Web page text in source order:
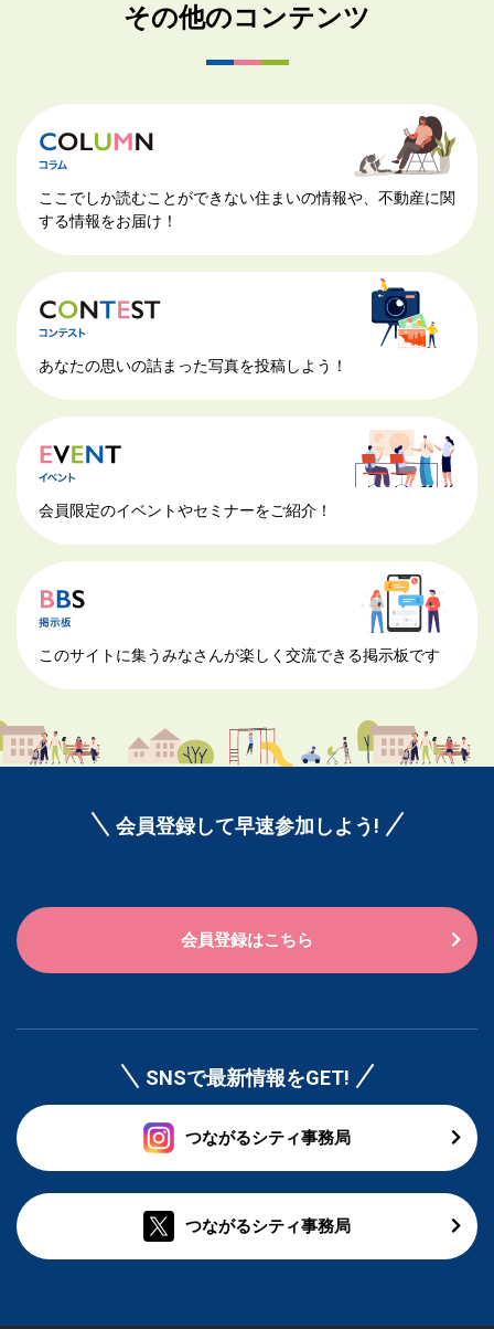
その他のコンテンツ
ここでしか読むことができない住まいの情報や、不動産に関
する情報をお届け！
あなたの思いの詰まった写真を投稿しよう！
会員限定のイベントやセミナーをご紹介！
このサイトに集うみなさんが楽しく交流できる掲示板です
会員登録して早速参加しよう!
会員登録はこちら
SNSで最新情報をGET!
つながるシティ事務局
つながるシティ事務局